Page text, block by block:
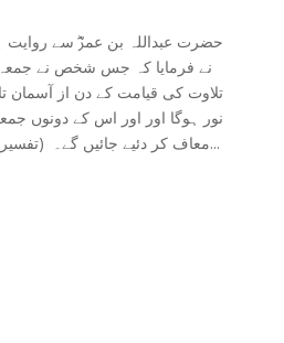
حضرت عبداللہ بن عمرؓ سے
نے فرمایا کہ جس شخص نے
تلاوت کی قیامت کے دن از آسمان
نور ہوگا اور اور اس کے دونوں
معاف کر دئیے جائیں گے۔ (تفسیر ابن کثیر) حضرت براء بن...